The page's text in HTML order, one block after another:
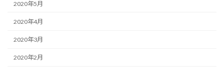
2020年5月
2020年4月
2020年3月
2020年2月